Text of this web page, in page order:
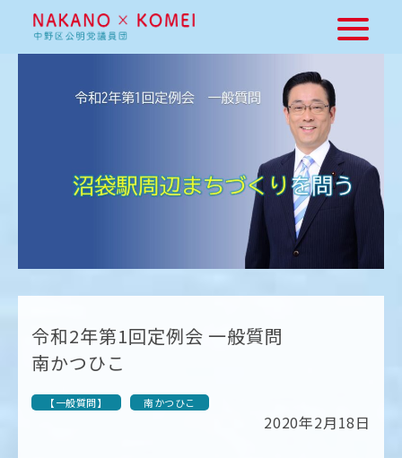
令和2年第1回定例会 一般質問
南かつひこ
【一般質問】 南かつひこ
2020年2月18日